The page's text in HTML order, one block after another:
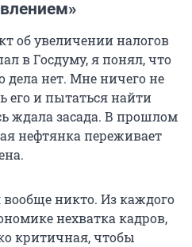
об увеличении налогов
в Госдуму, я понял, что
нет. Мне ничего не
его и пытаться найти
ждала засада. В прошлом
нефтянка переживает
никто. Из каждого
нехватка кадров,
критичная, чтобы